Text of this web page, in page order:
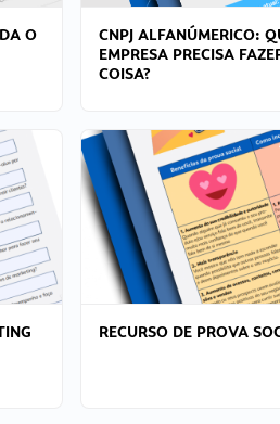
O
CNPJ ALFANÚMERICO:
EMPRESA PRECISA
COISA?
RECURSO DE PROVA